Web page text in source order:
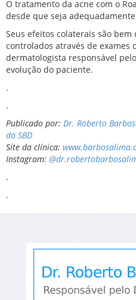
O tratamento da acne com o
desde que seja
Seus efeitos colaterais são
controlados através de exames
dermatologista responsável
evolução do paciente.
.
.
Publicado por: Dr. Roberto
da SBD
Site da clínica:
Instagram:
.
.